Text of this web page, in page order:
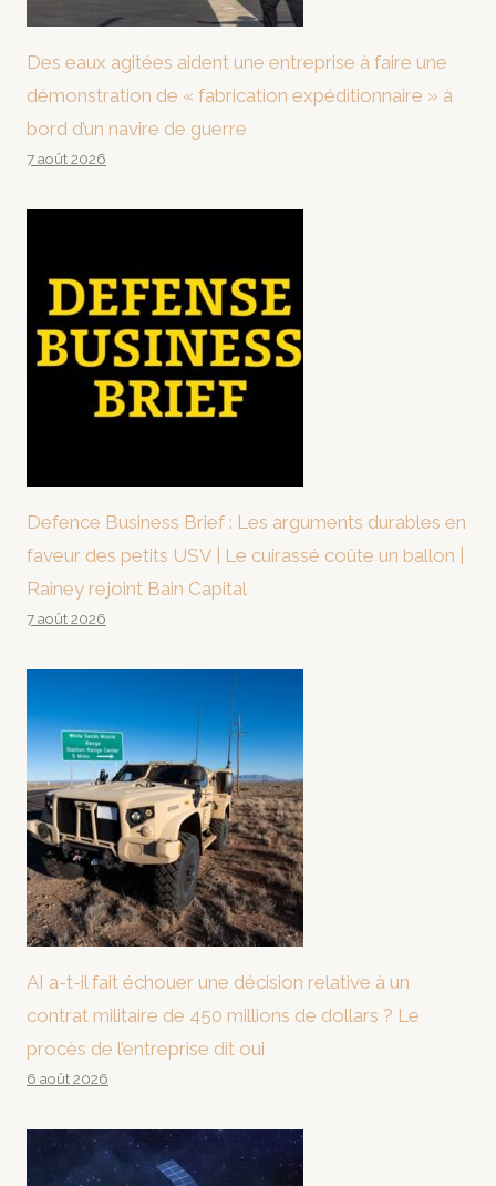
Des eaux agitées aident une entreprise à faire une
démonstration de « fabrication expéditionnaire » à
bord d’un navire de guerre
7 août 2026
Defence Business Brief : Les arguments durables en
faveur des petits USV | Le cuirassé coûte un ballon |
Rainey rejoint Bain Capital
7 août 2026
AI a-t-il fait échouer une décision relative à un
contrat militaire de 450 millions de dollars ? Le
procès de l’entreprise dit oui
6 août 2026